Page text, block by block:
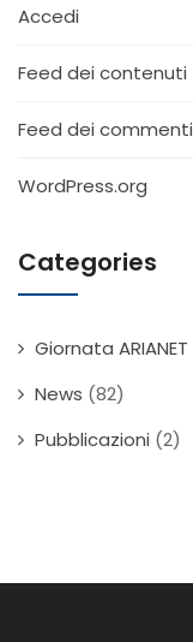
Accedi
Feed dei contenuti
Feed dei commenti
WordPress.org
Categories
Giornata ARIANET
News (82)
Pubblicazioni (2)